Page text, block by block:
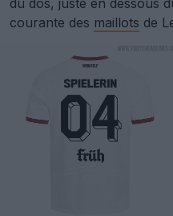
du dos, juste en dessous
courante des maillots de